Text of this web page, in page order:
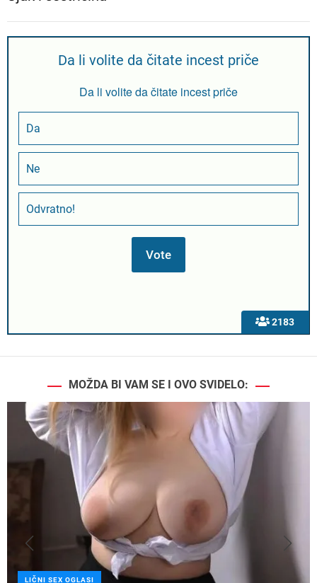
2183
Da li volite da čitate incest priče
Da li volite da čitate incest priče
Da
Ne
Odvratno!
MOŽDA BI VAM SE I OVO SVIDELO:
LIČNI SEX OGLASI